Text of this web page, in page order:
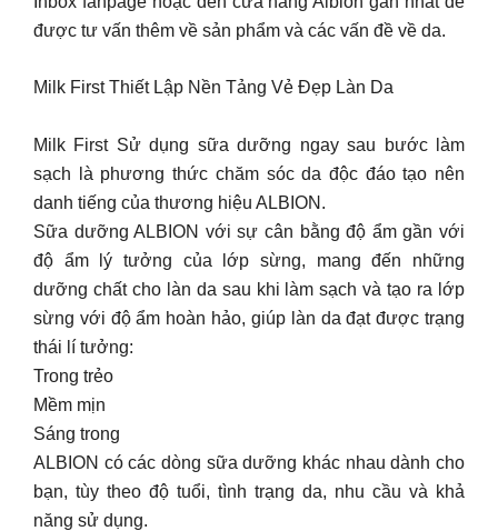
được tư vấn thêm về sản phẩm và các vấn đề về da.
Milk First Thiết Lập Nền Tảng Vẻ Đẹp Làn Da
Milk First Sử dụng sữa dưỡng ngay sau bước làm
sạch là phương thức chăm sóc da độc đáo tạo nên
danh tiếng của thương hiệu ALBION.
Sữa dưỡng ALBION với sự cân bằng độ ẩm gần với
độ ẩm lý tưởng của lớp sừng, mang đến những
dưỡng chất cho làn da sau khi làm sạch và tạo ra lớp
sừng với độ ẩm hoàn hảo, giúp làn da đạt được trạng
thái lí tưởng:
Trong trẻo
Mềm mịn
Sáng trong
ALBION có các dòng sữa dưỡng khác nhau dành cho
bạn, tùy theo độ tuổi, tình trạng da, nhu cầu và khả
năng sử dụng.